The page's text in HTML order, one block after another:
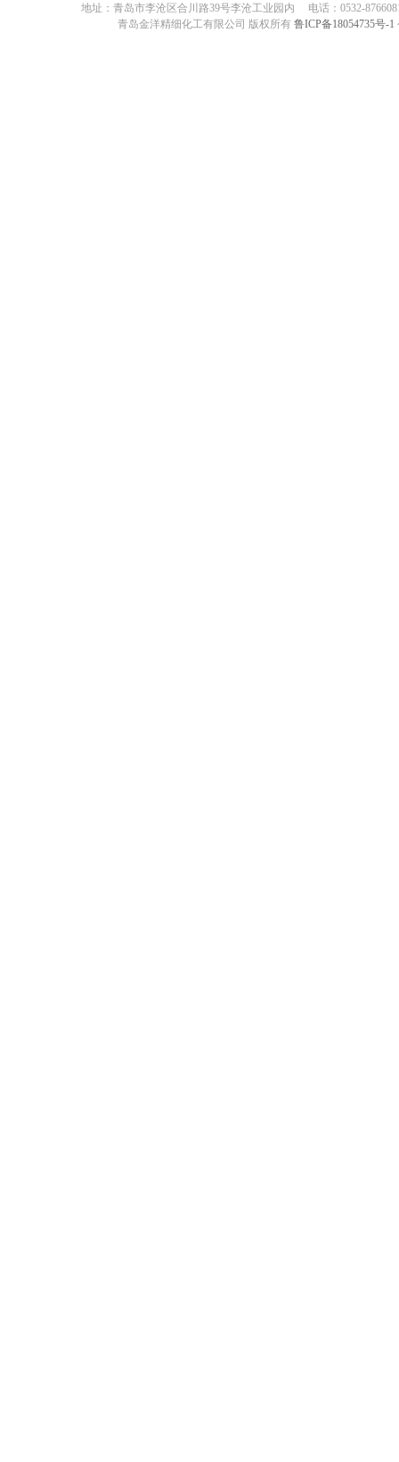
地址：青岛市李沧区合川路39号李沧工业园内 电话：0532-
青岛金洋精细化工有限公司 版权所有 鲁ICP备18054735号-1